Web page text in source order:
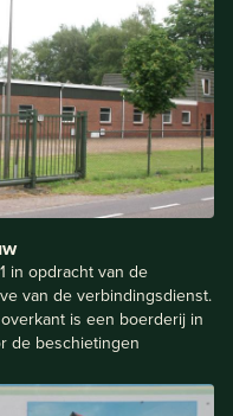
in opdracht van de
van de verbindingsdienst.
is een boerderij in
de beschietingen